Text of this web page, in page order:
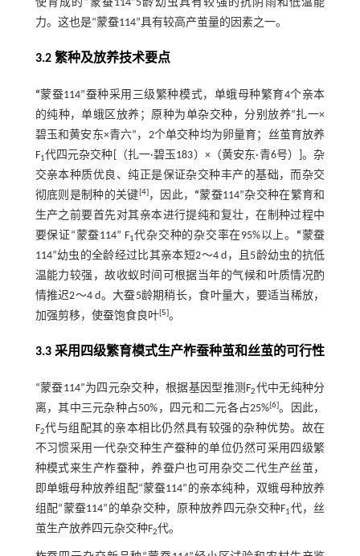
使育成的“蒙蚕114”5龄幼虫具有较强的抗阴雨和低温能
力。这也是“蒙蚕114”具有较高产茧量的因素之一。
3.2 繁种及放养技术要点
“蒙蚕114”蚕种采用三级繁种模式，单蛾母种繁育4个亲本
的纯种，单蛾区放养；原种为单杂交种，分别放养“扎一×
碧玉和黄安东×青六”，2个单交种均为卵量育；丝茧育放养
F1代四元杂交种[（扎一·碧玉183）×（黄安东·青6号）]。杂
交亲本种质优良、纯正是保证杂交种丰产的基础，而杂交
彻底则是制种的关键[4]，因此， “蒙蚕114”杂交种在繁育和
生产之前要首先对其亲本进行提纯和复壮，在制种过程中
要保证“蒙蚕114” F1代杂交种的杂交率在95%以上。 “ 蒙蚕
114”幼虫的全龄经过比其亲本短2～4 d，且5龄幼虫的抗低
温能力较强，故收蚁时间可根据当年的气候和叶质情况酌
情推迟2～4 d。大蚕5龄期稍长，食叶量大，要适当稀放，
加强剪移，使蚕饱食良叶[5]。
3.3 采用四级繁育模式生产柞蚕种茧和丝茧的可行性
“蒙蚕114”为四元杂交种，根据基因型推测F2代中无纯种分
离，其中三元杂种占50%，四元和二元各占25%[6]。因此，
F2代与组配其的亲本相比仍然具有较强的杂种优势。故在
不习惯采用一代杂交种生产蚕种的单位仍然可采用四级繁
种模式来生产柞蚕种，养蚕户也可用杂交二代生产丝茧，
即单蛾母种放养组配“蒙蚕114”的亲本纯种，双蛾母种放养
组配“蒙蚕114”的单杂交种，原种放养四元杂交种F1代，丝
茧生产放养四元杂交种F2代。